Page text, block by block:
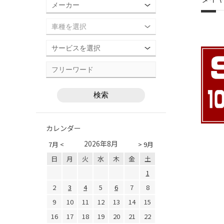
カレンダー
7月 < > 9月
2026年8月
日 月 火 水 木 金
土
1
2
3 4 5 6 7
8
9
10 11 12 13 14
15
16
17 18 19 20 21 22